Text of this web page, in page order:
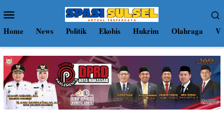
ke
kontenMobile
Home News Politik Ekobis Hukrim Olahraga